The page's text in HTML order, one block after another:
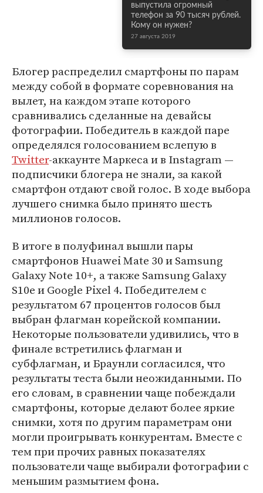
выпустила огромный
телефон за 90 тысяч рублей.
Кому он нужен?
27 августа 2019
Блогер распределил смартфоны по парам
между собой в формате соревнования на
вылет, на каждом этапе которого
сравнивались сделанные на девайсы
фотографии. Победитель в каждой паре
определялся голосованием вслепую в
Twitter-аккаунте Маркеса и в Instagram —
подписчики блогера не знали, за какой
смартфон отдают свой голос. В ходе выбора
лучшего снимка было принято шесть
миллионов голосов.
В итоге в полуфинал вышли пары
смартфонов Huawei Mate 30 и Samsung
Galaxy Note 10+, а также Samsung Galaxy
S10e и Google Pixel 4. Победителем с
результатом 67 процентов голосов был
выбран флагман корейской компании.
Некоторые пользователи удивились, что в
финале встретились флагман и
субфлагман, и Браунли согласился, что
результаты теста были неожиданными. По
его словам, в сравнении чаще побеждали
смартфоны, которые делают более яркие
снимки, хотя по другим параметрам они
могли проигрывать конкурентам. Вместе с
тем при прочих равных показателях
пользователи чаще выбирали фотографии с
меньшим размытием фона.